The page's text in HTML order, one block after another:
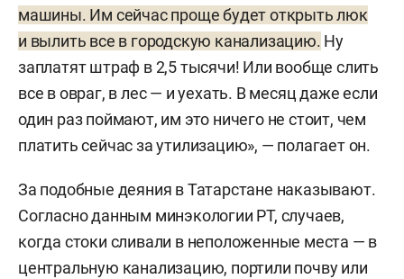
машины. Им сейчас проще будет открыть люк
и вылить все в городскую канализацию. Ну
заплатят штраф в 2,5 тысячи! Или вообще слить
все в овраг, в лес — и уехать. В месяц даже если
один раз поймают, им это ничего не стоит, чем
платить сейчас за утилизацию», — полагает он.
За подобные деяния в Татарстане наказывают.
Согласно данным минэкологии РТ, случаев,
когда стоки сливали в неположенные места — в
центральную канализацию, портили почву или